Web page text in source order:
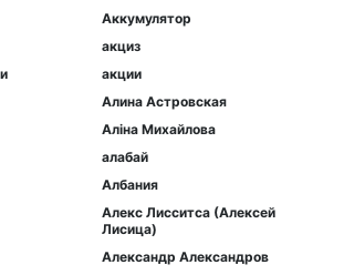
Аккумулятор
акциз
акции
Алина Астровская
Аліна Михайлова
алабай
Албания
Алекс Лисситса (Алексей
Лисица)
Александр Александров